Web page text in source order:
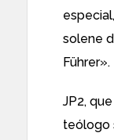
solene
Führer».
JP2,
teólogo